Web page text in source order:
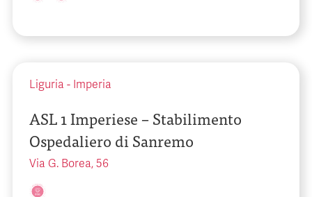
Liguria - Imperia
ASL 1 Imperiese – Stabilimento
Ospedaliero di Sanremo
Via G. Borea, 56